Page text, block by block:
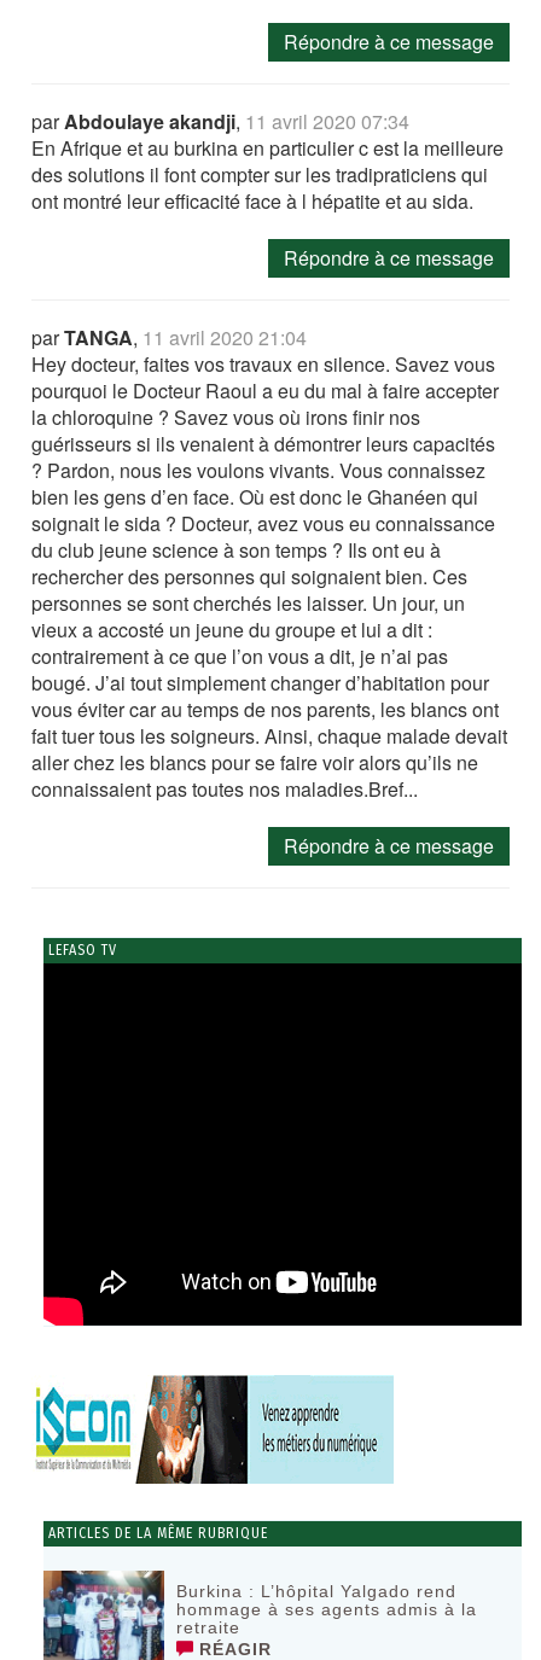
Répondre à ce message
parAbdoulaye akandji, 11 avril 2020 07:34
En Afrique et au burkina en particulier c est la meilleure
des solutions il font compter sur les tradipraticiens qui
ont montré leur efficacité face à l hépatite et au sida.
Répondre à ce message
parTANGA, 11 avril 2020 21:04
Hey docteur, faites vos travaux en silence. Savez vous
pourquoi le Docteur Raoul a eu du mal à faire accepter
la chloroquine ? Savez vous où irons finir nos
guérisseurs si ils venaient à démontrer leurs capacités
? Pardon, nous les voulons vivants. Vous connaissez
bien les gens d’en face. Où est donc le Ghanéen qui
soignait le sida ? Docteur, avez vous eu connaissance
du club jeune science à son temps ? Ils ont eu à
rechercher des personnes qui soignaient bien. Ces
personnes se sont cherchés les laisser. Un jour, un
vieux a accosté un jeune du groupe et lui a dit :
contrairement à ce que l’on vous a dit, je n’ai pas
bougé. J’ai tout simplement changer d’habitation pour
vous éviter car au temps de nos parents, les blancs ont
fait tuer tous les soigneurs. Ainsi, chaque malade devait
aller chez les blancs pour se faire voir alors qu’ils ne
connaissaient pas toutes nos maladies.Bref...
Répondre à ce message
LEFASO TV
ARTICLES DE LA MÊME RUBRIQUE
Burkina : L’hôpital Yalgado rend
hommage à ses agents admis à la
retraite
RÉAGIR